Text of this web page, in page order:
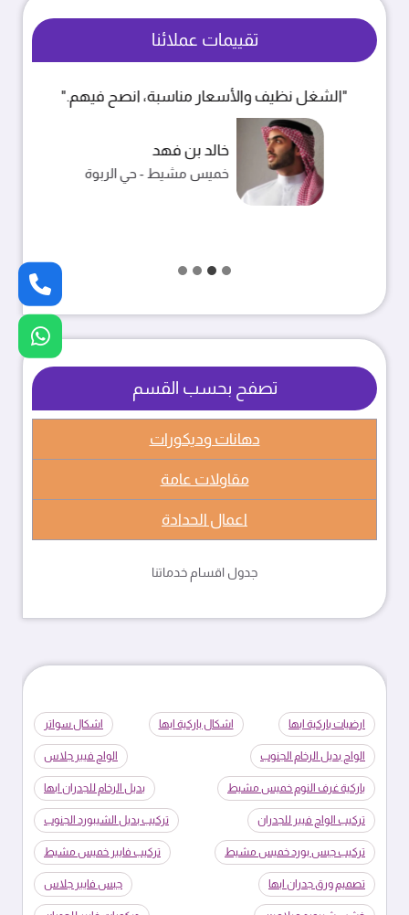
تقييمات عملائنا
"الشغل نظيف والأسعار مناسبة، انصح فيهم."
خالد بن فهد
خميس مشيط - حي الربوة
تصفح بحسب القسم
دهانات وديكورات
مقاولات عامة
اعمال الحدادة
جدول اقسام خدماتنا
ارضيات باركية ابها اشكال باركية ابها اشكال سواتر
الواح بديل الرخام الجنوب الواح فيبر جلاس
باركية غرف النوم خميس مشيط بديل الرخام للجدران ابها
تركيب الواح فيبر للجدران تركيب بديل الشيبورد الجنوب
تركيب جبس بورد خميس مشيط تركيب فايبر خميس مشيط
تصميم ورق جدران ابها جبس فايبر جلاس